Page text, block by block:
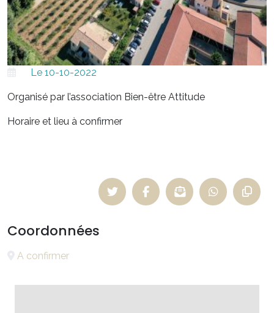
Le 10-10-2022
Organisé par l’association Bien-être Attitude
Horaire et lieu à confirmer
Coordonnées
A confirmer